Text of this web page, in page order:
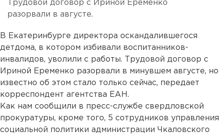
Трудовой договор с Ириной Еременко
разорвали в августе.
В Екатеринбурге директора оскандалившегося
детдома, в котором избивали воспитанников-
инвалидов, уволили с работы. Трудовой договор с
Ириной Еременко разорвали в минувшем августе, но
известно об этом стало только сейчас, передает
корреспондент агентства ЕАН.
Как нам сообщили в пресс-службе свердловской
прокуратуры, кроме того, 5 сотрудников управления
социальной политики администрации Чкаловского